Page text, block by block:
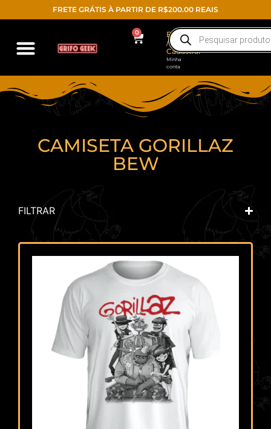
FRETE GRÁTIS À PARTIR DE R$200.00 REAIS
0
Entrar
/
Cadastrar
Minha
conta
CAMISETA GORILLAZ
BEW
FILTRAR